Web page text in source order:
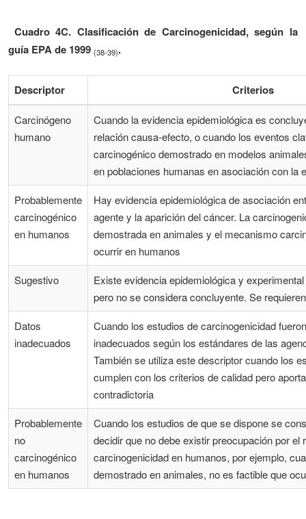
Cuadro 4C. Clasificación de Carcinogenicidad, según la
guía EPA de 1999 (38-39).
Descriptor Criterios
Carcinógeno
humano
Cuando la evidencia epidemiológica es
relación causa-efecto, o cuando los eventos
carcinogénico demostrado en modelos
en poblaciones humanas en asociación con la
Probablemente
carcinogénico
en humanos
Hay evidencia epidemiológica de asociación
agente y la aparición del cáncer. La
demostrada en animales y el mecanismo
ocurrir en humanos
Sugestivo
Existe evidencia epidemiológica y
pero no se considera concluyente. Se
Datos
inadecuados
Cuando los estudios de carcinogenicidad
inadecuados según los estándares de las
También se utiliza este descriptor cuando los
cumplen con los criterios de calidad pero
contradictoria
Probablemente
no
carcinogénico
en humanos
Cuando los estudios de que se dispone se
decidir que no debe existir preocupación por el
carcinogenicidad en humanos, por ejemplo,
demostrado en animales, no es factible que